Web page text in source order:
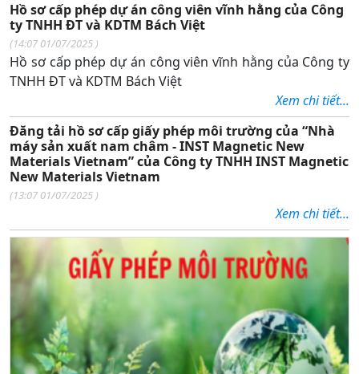
Hồ sơ cấp phép dự án công viên vĩnh hằng của Công
ty TNHH ĐT và KDTM Bách Việt
(14:07 01/07/2025 )
Hồ sơ cấp phép dự án công viên vĩnh hằng của Công ty
TNHH ĐT và KDTM Bách Việt
Xem chi tiết...
Đăng tải hồ sơ cấp giấy phép môi trường của “Nhà
máy sản xuất nam châm - INST Magnetic New
Materials Vietnam” của Công ty TNHH INST Magnetic
New Materials Vietnam
(13:07 01/07/2025 )
Xem chi tiết...